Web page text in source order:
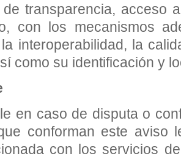
transparencia, acceso
con los mecanismos
interoperabilidad, la
como su identificación y
en caso de disputa o
conforman este aviso
con los servicios